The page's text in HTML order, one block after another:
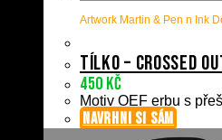
Artwork Martin & Pen n Ink
Tílko – Crossed
450 Kč
Motiv OEF erbu s
NAVRHNI SI SÁM